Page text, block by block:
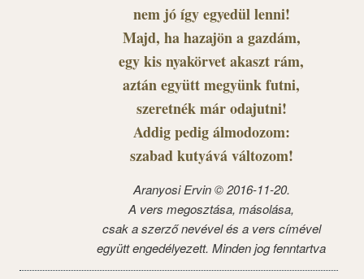
nem jó így egyedül lenni!
Majd, ha hazajön a gazdám,
egy kis nyakörvet akaszt rám,
aztán együtt megyünk futni,
szeretnék már odajutni!
Addig pedig álmodozom:
szabad kutyává változom!
Aranyosi Ervin © 2016-11-20.
A vers megosztása, másolása,
csak a szerző nevével és a vers címével
együtt engedélyezett. Minden jog fenntartva